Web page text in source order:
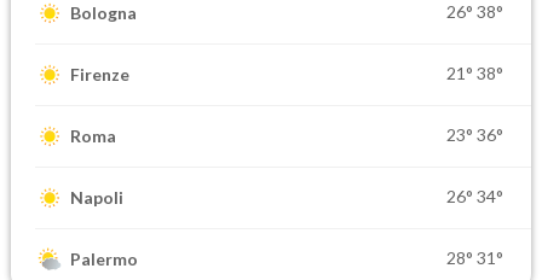
Bologna 26° 38°
Firenze 21° 38°
Roma 23° 36°
Napoli 26° 34°
Palermo 28° 31°